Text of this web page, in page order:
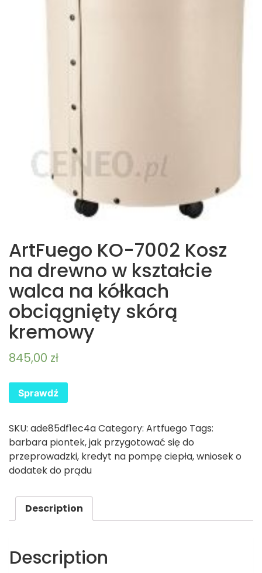
ArtFuego KO-7002 Kosz
na drewno w kształcie
walca na kółkach
obciągnięty skórą
kremowy
845,00 zł
Sprawdź
SKU: ade85df1ec4aCategory: Artfuego Tags:
barbara piontek,jak przygotować się do
przeprowadzki, kredyt na pompę ciepła,wniosek o
dodatek do prądu
Description
Description